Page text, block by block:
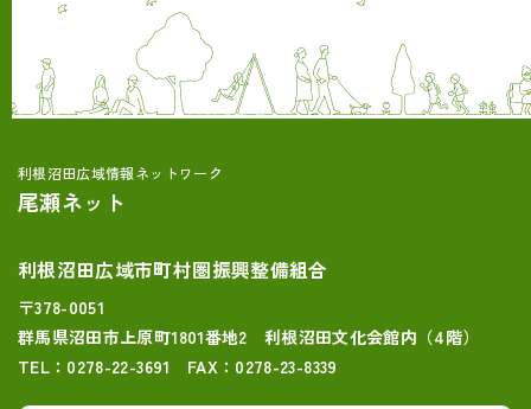
利根沼田広域情報ネットワーク
尾瀬ネット
利根沼田広域市町村圏振興整備組合
〒378-0051
群馬県沼田市上原町1801番地2 利根沼田文化会館内（4階）
TEL：0278-22-3691 FAX：0278-23-8339